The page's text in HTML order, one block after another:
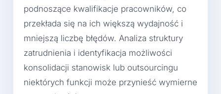
podnoszące kwalifikacje pracowników, co
przekłada się na ich większą wydajność i
mniejszą liczbę błędów. Analiza struktury
zatrudnienia i identyfikacja możliwości
konsolidacji stanowisk lub outsourcingu
niektórych funkcji może przynieść wymierne